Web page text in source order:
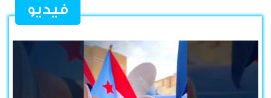
فيديو